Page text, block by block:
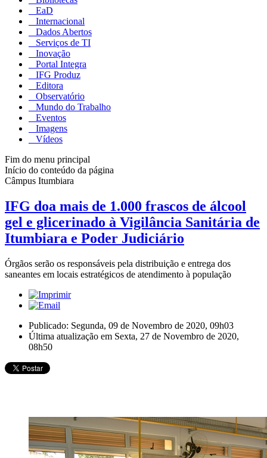
EaD
Internacional
Dados Abertos
Serviços de TI
Inovação
Portal Integra
IFG Produz
Editora
Observatório
Mundo do Trabalho
Eventos
Imagens
Vídeos
Fim do menu principal
Início do conteúdo da página
Câmpus Itumbiara
IFG doa mais de 1.000 frascos de álcool
gel e glicerinado à Vigilância Sanitária de
Itumbiara e Poder Judiciário
Órgãos serão os responsáveis pela distribuição e entrega dos
saneantes em locais estratégicos de atendimento à população
Publicado: Segunda, 09 de Novembro de 2020, 09h03
Última atualização em Sexta, 27 de Novembro de 2020,
08h50